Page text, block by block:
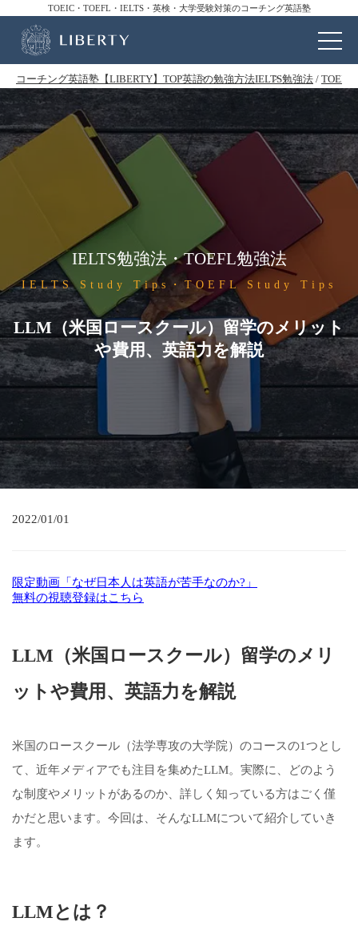
TOEIC・TOEFL・IELTS・英検・大学受験対策のコーチング英語塾
コーチング英語塾【LIBERTY】TOP英語の勉強方法IELTS勉強法 / TOEFL
IELTS勉強法・TOEFL勉強法
IELTS Study Tips・TOEFL Study Tips
LLM（米国ロースクール）留学のメリット
や費用、英語力を解説
2022/01/01
限定動画「なぜ日本人は英語が苦手なのか?」
無料の視聴登録はこちら
LLM（米国ロースクール）留学のメリ
ットや費用、英語力を解説
米国のロースクール（法学専攻の大学院）のコースの1つとし
て、近年メディアでも注目を集めたLLM。実際に、どのよう
な制度やメリットがあるのか、詳しく知っている方はごく僅
かだと思います。今回は、そんなLLMについて紹介していき
ます。
LLMとは？